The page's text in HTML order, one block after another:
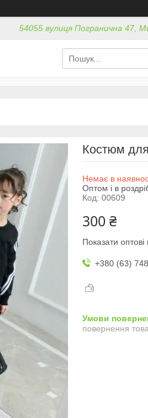
54055 вулиця Погранична 47,
Костюм для
Немає в
Оптом і в
Код: 00609
300 ₴
Показати оптові
+380 (63)
повернення